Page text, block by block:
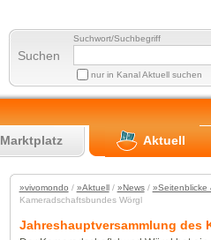
Suchen
Suchwort/Suchbegriff
nur in Kanal Aktuell suchen
Marktplatz Aktuell
»vivomondo / »Aktuell/ »News/ »Seitenblicke
Kameradschaftsbundes Wörgl
Jahreshauptversammlung des